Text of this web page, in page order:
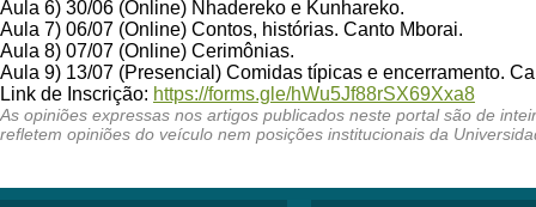
Aula 6) 30/06 (Online) Nhadereko e Kunhareko.
Aula 7) 06/07 (Online) Contos, histórias. Canto Mborai.
Aula 8) 07/07 (Online) Cerimônias.
Aula 9) 13/07 (Presencial) Comidas típicas e encerramento.
Link de Inscrição: https://forms.gle/hWu5Jf88rSX69Xxa8